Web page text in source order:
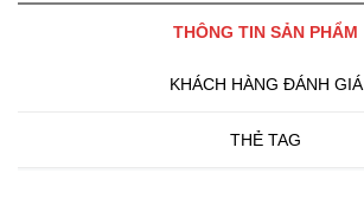
THÔNG TIN SẢN PHẨM
KHÁCH HÀNG ĐÁNH GIÁ
THẺ TAG